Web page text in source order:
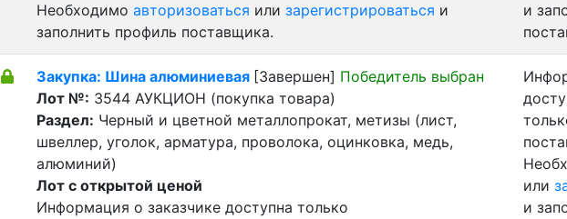
Необходимо авторизоваться или зарегистрироваться и
заполнить профиль поставщика.
и
Закупка: Шина алюминиевая [Завершен] Победитель выбран
Лот №: 3544 АУКЦИОН (покупка товара)
Раздел: Черный и цветной металлопрокат, метизы (лист,
швеллер, уголок, арматура, проволока, оцинковка, медь,
алюминий)
Лот с открытой ценой
Информация о заказчике доступна только
или
и